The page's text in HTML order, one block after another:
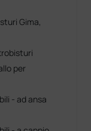
Gima,
per